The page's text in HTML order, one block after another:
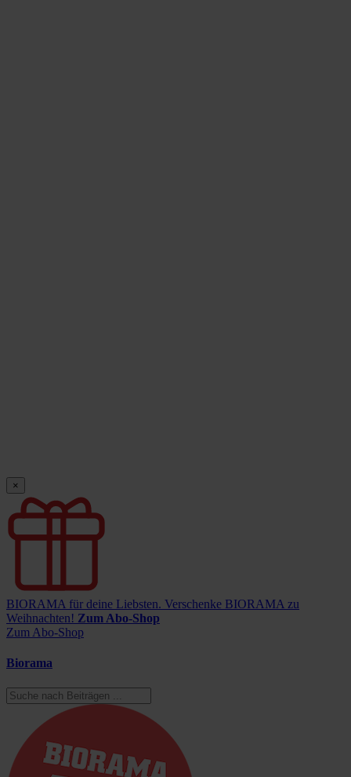
×
BIORAMA für deine Liebsten. Verschenke BIORAMA zu
Weihnachten! Zum Abo-Shop
Zum Abo-Shop
Biorama